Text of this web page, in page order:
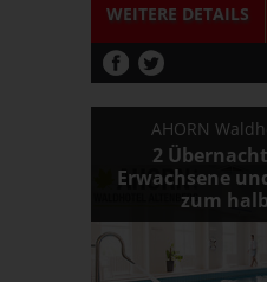
WEITERE DETAILS
AHORN
2
Erwachsene
zum